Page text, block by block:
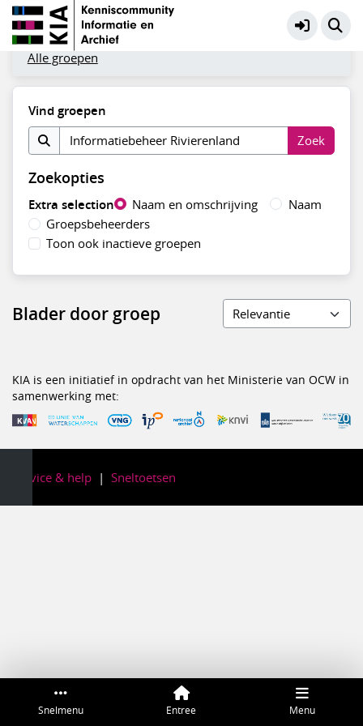
Snelmenu Entree Menu
Filters
Alle groepen
Vind groepen
Zoekopties
Extra selection Naam en omschrijving
Naam
Groepsbeheerders
Toon ook inactieve groepen
Blader door groep
KIA is een initiatief in opdracht van het Ministerie van OCW in
samenwerking met:
Service & help Sneltoetsen